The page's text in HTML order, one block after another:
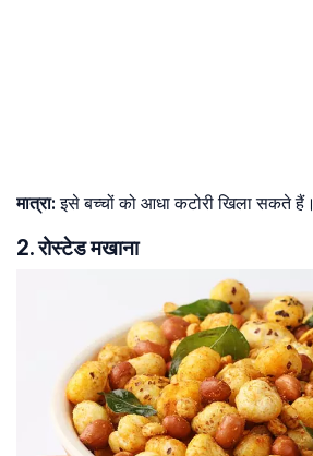
मात्रा: इसे बच्चों को आधा कटोरी खिला सकते हैं।
2. रोस्टेड मखाना